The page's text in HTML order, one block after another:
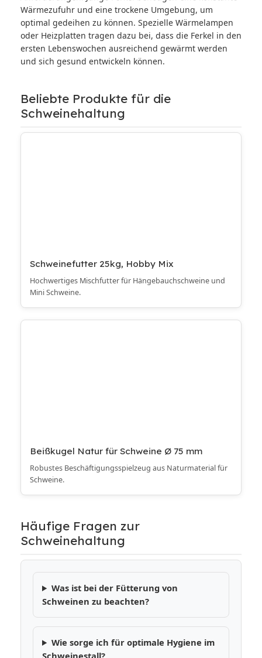
Wärmezufuhr und eine trockene Umgebung, um
optimal gedeihen zu können. Spezielle Wärmelampen
oder Heizplatten tragen dazu bei, dass die Ferkel in den
ersten Lebenswochen ausreichend gewärmt werden
und sich gesund entwickeln können.
Beliebte Produkte für die
Schweinehaltung
Schweinefutter 25kg, Hobby Mix
Hochwertiges Mischfutter für Hängebauchschweine und
Mini Schweine.
Beißkugel Natur für Schweine Ø 75 mm
Robustes Beschäftigungsspielzeug aus Naturmaterial für
Schweine.
Häufige Fragen zur
Schweinehaltung
Was ist bei der Fütterung von
Schweinen zu beachten?
Wie sorge ich für optimale Hygiene im
Schweinestall?